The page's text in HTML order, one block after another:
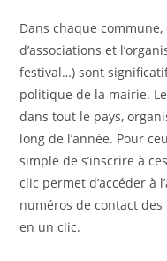
Dans chaque
d’associations et
festival…) sont
politique de la mairie.
dans tout le pays,
long de l’année. Pour
simple de s’inscrire à
clic permet d’accéder à
numéros de contact
en un clic.